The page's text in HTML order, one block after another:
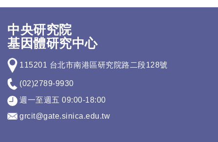
中央研究院
基因體研究中心
115201 台北市南港區研究院路二段128號
(02)2789-9930
週一至週五 09:00-18:00
grcit@gate.sinica.edu.tw